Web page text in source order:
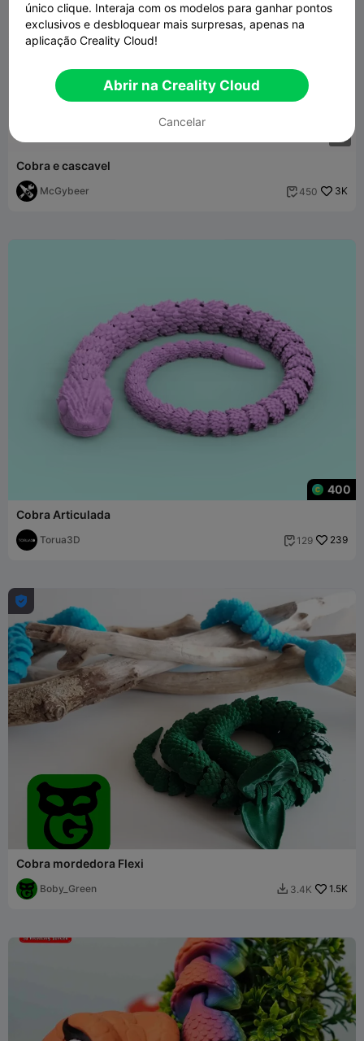
F
Cobra e cascavel
McGybeer  450 3K
400
Cobra Articulada
Torua3D  129 239

Cobra mordedora Flexi
Boby_Green  3.4K 1.5K
único clique. Interaja com os modelos para ganhar pontos
exclusivos e desbloquear mais surpresas, apenas na
aplicação Creality Cloud!
Abrir na Creality Cloud
Cancelar